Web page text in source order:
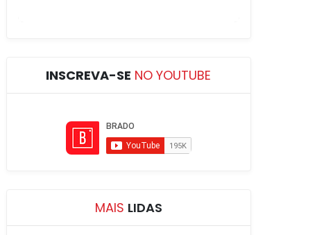
INSCREVA-SE NO YOUTUBE
MAIS LIDAS